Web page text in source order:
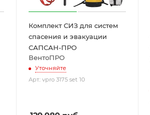
Комплект СИЗ для систем
спасения и эвакуации
САПСАН-ПРО
ВентоПРО
Уточняйте
Арт.: vpro 3175 set 10